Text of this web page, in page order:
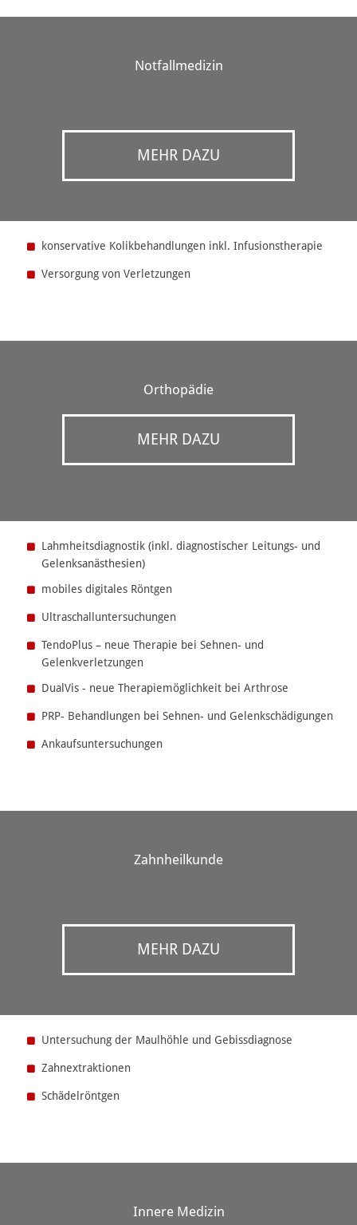
Notfallmedizin
MEHR DAZU
konservative Kolikbehandlungen inkl. Infusionstherapie
Versorgung von Verletzungen
Orthopädie
MEHR DAZU
Lahmheitsdiagnostik (inkl. diagnostischer Leitungs- und
Gelenksanästhesien)
mobiles digitales Röntgen
Ultraschalluntersuchungen
TendoPlus – neue Therapie bei Sehnen- und
Gelenkverletzungen
DualVis - neue Therapiemöglichkeit bei Arthrose
PRP- Behandlungen bei Sehnen- und Gelenkschädigungen
Ankaufsuntersuchungen
Zahnheilkunde
MEHR DAZU
Untersuchung der Maulhöhle und Gebissdiagnose
Zahnextraktionen
Schädelröntgen
Innere Medizin